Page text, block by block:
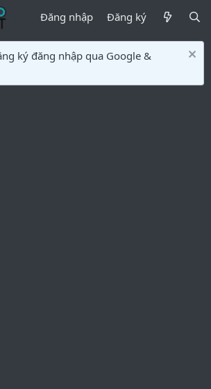
Đăng nhập Đăng ký
ký đăng nhập qua Google &